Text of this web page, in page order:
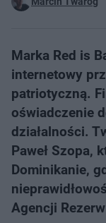
Marka Red is
internetowy
patriotyczną.
oświadczenie
działalności.
Paweł Szopa,
Dominikanie,
Agencji